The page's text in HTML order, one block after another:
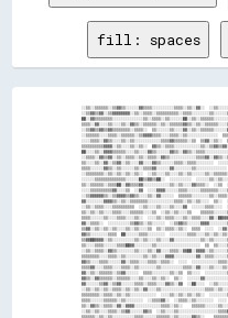
fill: spaces
░░▒▒░░▒▒▒▒▒▒░░▒▒▓▓▒▒░░░░░░▓▓▒▒▒▒░░░░░░░░░░▒▒▒▒░░▒▒░░▓▓░░  ░░▒▒░░░░░░  ░░▒▒▒▒▓▓▒▒▒▒▒▒░░▒▒▒▒░░░░▒▒▒▒▓▓░░░░░░▒▒▓▓░░░░▒▒░░▓▓▒▒░░░░░░▓▓▒▒▒▒░░▒▒░░░░░░░░▒▒▒▒
░░▒▒▓▓▒▒▓▓░░▒▒▓▓▓▓▓▓▓▓░░▒▒░░▒▒▒▒░░▒▒▒▒▒▒▒▒▒▒░░▒▒▒▒░░░░░░░░▒▒░░░░░░▒▒░░░░░░░░░░▒▒░░▒▒▒▒░░░░░░░░▒▒░░░░▒▒▒▒░░▓▓░░▒▒▒▒░░▒▒▒▒▓▓▒▒▒▒░░░░▒▒░░░░░░▒▒░░░░░░▒▒▓▓
██░░▓▓▒▒▒▒▒▒▒▒░░░░░░░░░░░░░░▒▒░░▒▒▒▒░░▒▒░░░░░░██░░▒▒░░▒▒▒▒▒▒░░░░░░░░░░▓▓░░▒▒░░▒▒  ░░▒▒░░░░░░░░░░▒▒▒▒░░░░░░░░▓▓░░▒▒░░░░▒▒▒▒▒▒░░▓▓░░░░░░  ▒▒░░▒▒▒▒▒▒░░▒▒
▒▒▒▒░░▓▓░░░░▒▒░░░░▒▒░░▓▓▒▒░░▒▒▒▒▒▒░░▒▒░░▒▒▒▒▒▒▓▓▒▒░░▒▒░░▒▒▒▒▒▒░░░░▒▒░░░░░░░░▒▒  ░░░░░░░░▒▒  ▒▒▒▒░░▒▒▒▒░░░░░░▓▓░░▓▓▒▒▒▒░░░░▒▒░░▒▒▒▒░░░░░░░░▓▓▒▒▒▒░░▒▒▓▓
░░▒▒▓▓▒▒▓▓▒▒▓▓▒▒▒▒▒▒▒▒░░▒▒▒▒░░  ▒▒░░░░░░▒▒░░░░▓▓░░▒▒░░▒▒▒▒▒▒░░░░░░▓▓▒▒░░▒▒  ▒▒░░░░▒▒░░▒▒▒▒▒▒▒▒░░▒▒▒▒▒▒▒▒░░░░  ░░░░  ▒▒░░░░░░▓▓▒▒▓▓░░░░▒▒░░░░▒▒░░▒▒▒▒░░
░░▒▒▒▒▒▒░░░░▒▒▒▒░░▒▒▒▒▒▒░░▒▒▓▓▓▓▒▒▒▒░░░░▒▒▒▒░░▒▒░░░░░░░░░░░░░░  ▒▒▒▒▒▒░░░░░░▒▒▒▒░░░░░░░░░░▒▒  ▒▒  ░░▒▒░░▒▒▒▒▒▒░░▒▒░░  ▒▒░░░░▒▒  ░░░░▒▒▒▒▒▒▒▒▒▒▒▒▒▒▒▒▓▓
░░░░▒▒▒▒░░▓▓▒▒░░░░▒▒░░▒▒░░░░░░░░░░░░▒▒▒▒▓▓▒▒▒▒▒▒░░▒▒  ▒▒▓▓░░▒▒░░  ▒▒  ▒▒▒▒░░░░░░▒▒▒▒░░  ▒▒░░░░▒▒  ░░░░░░  ▒▒▒▒▒▒░░░░░░▒▒░░░░░░░░  ▓▓░░▒▒▒▒░░▒▒░░░░▓▓▒▒
▒▒▒▒▒▒▒▒▒▒▓▓▓▓░░▒▒░░░░▒▒░░▒▒░░  ▓▓▒▒░░▒▒▒▒░░░░░░░░░░░░▒▒░░▒▒▓▓▒▒▓▓░░░░░░░░▒▒░░▒▒░░░░░░░░▒▒░░▓▓░░░░░░░░░░▒▒░░▒▒▒▒▒▒░░░░▒▒░░░░░░  ▒▒░░░░░░▒▒░░▒▒▒▒░░▒▒░░
██░░░░▒▒░░▓▓▓▓▒▒▒▒▒▒░░░░▒▒░░░░▓▓▒▒░░░░░░▓▓▒▒░░▓▓▒▒░░▒▒▒▒░░░░░░░░░░░░░░░░░░░░▒▒▒▒▒▒░░▒▒░░░░░░░░░░▒▒▒▒░░░░  ▒▒▒▒░░░░░░░░░░▒▒▒▒░░░░░░░░░░░░▒▒░░▒▒░░░░▒▒░░
░░▒▒▒▒░░▓▓▒▒▓▓░░▒▒░░▒▒▒▒░░▒▒░░▒▒▒▒░░▓▓▒▒░░░░░░░░░░░░▒▒▒▒▓▓░░▓▓▒▒░░▒▒▓▓░░░░░░░░▒▒▒▒░░░░▒▒░░░░░░▒▒░░▒▒░░░░▒▒▒▒░░░░  ░░▒▒▓▓▓▓░░▓▓▓▓▒▒░░░░░░▒▒░░▓▓░░▒▒░░░░
▒▒░░░░▒▒░░▓▓░░▒▒▓▓░░▒▒░░░░▓▓░░░░▓▓▒▒░░░░░░▒▒▒▒░░▒▒▒▒░░░░░░░░  ░░░░░░    ░░░░░░░░▒▒▒▒▒▒░░░░░░░░▒▒▓▓  ▒▒░░░░░░▒▒▒▒░░▒▒░░░░░░░░░░░░░░░░░░▒▒▒▒  ░░▒▒▓▓░░░░
▒▒▒▒░░░░░░▓▓▒▒░░▒▒░░░░░░▒▒░░▒▒▒▒▓▓░░░░░░▓▓░░░░░░░░▒▒░░░░░░░░░░░░░░  ▒▒░░░░░░░░░░░░▒▒░░░░░░  ░░▓▓░░▒▒░░░░▒▒▓▓░░██░░▒▒░░░░░░░░▓▓░░░░▒▒▒▒▒▒░░░░░░░░░░░░░░
░░▒▒▒▒▒▒▒▒░░▒▒░░▒▒░░▒▒░░▒▒░░  ░░▒▒░░░░▒▒░░░░▒▒░░▒▒░░░░░░▒▒░░▒▒▒▒▒▒░░▒▒░░▒▒░░▒▒░░░░░░▒▒░░░░░░░░░░░░▒▒░░░░░░░░░░░░▒▒░░▒▒░░▒▒▒▒░░▒▒░░▒▒░░▓▓▒▒▓▓▒▒▓▓▒▒░░▒▒
░░░░░░▒▒▒▒▒▒▒▒▒▒▒▒▒▒░░░░░░██▒▒▓▓▒▒██░░  ░░░░░░░░░░  ░░░░░░▒▒░░▒▒░░░░░░▒▒░░░░▒▒░░░░░░░░░░░░▓▓▒▒  ░░░░░░░░  ░░░░▒▒░░░░▒▒░░▒▒░░  ░░░░░░░░░░░░▒▒▒▒▒▒▓▓░░░░
▒▒░░▒▒▒▒▒▒░░▒▒▒▒██░░▓▓▒▒▒▒▓▓░░░░░░░░░░░░▒▒░░▒▒░░░░▓▓▒▒▒▒░░  ░░▒▒  ░░░░▒▒▒▒▓▓░░▒▒░░▒▒  ░░░░░░▒▒░░░░░░░░░░▒▒░░░░░░▒▒▓▓░░▒▒░░░░░░░░▒▒░░▒▒░░▒▒░░░░▒▒▒▒▓▓▓▓
░░░░▒▒▒▒▒▒▒▒▒▒▓▓░░░░▒▒  ░░▓▓  ░░░░▓▓▓▓░░░░░░▒▒▒▒░░░░░░▒▒▒▒▒▒▒▒░░░░▒▒░░▒▒░░░░░░░░▓▓  ░░░░▒▒▒▒░░▒▒░░▒▒░░▒▒▒▒▒▒▒▒░░    ▒▒░░░░▒▒▒▒▒▒▒▒░░▓▓░░▒▒░░░░░░▒▒░░░░
░░▒▒▓▓▓▓▓▓▒▒░░▒▒▓▓▓▓▒▒▓▓▒▒░░░░▒▒░░▓▓░░░░░░  ▒▒▒▒▒▒░░░░░░░░▒▒░░▒▒▒▒░░▒▒▒▒░░  ░░▒▒░░  ░░░░▓▓░░░░░░░░░░░░▒▒▓▓░░░░▒▒▒▒▓▓▒▒░░░░▓▓░░░░░░░░▒▒░░░░▓▓░░▒▒▒▒░░▒▒
▓▓░░░░░░░░▓▓▓▓▒▒░░▒▒░░▒▒▒▒▒▒▒▒░░░░░░░░░░░░▒▒▒▒░░▒▒░░▒▒░░░░  ▒▒░░  ░░▒▒▒▒▒▒░░░░  ▓▓░░░░  ░░░░▒▒▒▒░░▒▒▒▒░░░░░░▒▒░░▒▒▒▒░░▒▒░░░░▒▒░░▒▒▒▒  ░░░░▒▒▓▓▒▒▒▒░░░░
░░▒▒░░▒▒▒▒░░░░▒▒▒▒▒▒▒▒▒▒  ░░▒▒░░░░▒▒░░░░▒▒░░░░▓▓  ░░░░░░▒▒▒▒░░░░  ░░  ▒▒▒▒░░░░░░  ▒▒▒▒▒▒░░▒▒░░░░░░░░░░▒▒▓▓▒▒▒▒░░▒▒░░░░▒▒░░▒▒░░▒▒░░▒▒▒▒░░░░▒▒▒▒░░░░░░░░
▒▒░░▒▒░░▒▒░░░░▒▒▒▒░░░░▒▒▒▒▒▒░░░░▒▒  ░░▒▒░░▒▒░░░░▒▒    ▒▒▒▒▒▒░░░░░░▒▒░░░░  ░░░░▒▒░░▓▓  ░░░░░░░░░░▒▒░░░░  ░░▒▒░░░░░░░░░░░░▒▒░░▒▒░░▒▒░░▒▒▒▒░░▒▒▒▒░░░░▒▒░░
▒▒▒▒░░░░░░▒▒░░░░▒▒▒▒░░░░▒▒░░  ░░░░▒▒░░▒▒▒▒░░░░▒▒░░▒▒▒▒░░░░▓▓░░██▓▓▓▓▒▒░░░░▒▒░░▒▒▒▒▒▒░░░░▒▒▒▒░░░░░░░░  ▒▒▒▒░░░░░░▒▒▒▒  ░░░░▒▒▒▒▒▒▒▒  ▒▒▒▒░░▒▒░░░░░░▒▒▒▒
▓▓░░▒▒▒▒░░  ░░░░░░░░░░▒▒▓▓▒▒░░▒▒░░░░░░  ░░▒▒▓▓▒▒░░░░░░▓▓▓▓░░░░░░░░▒▒▒▒  ░░▒▒▒▒░░▒▒░░▒▒░░░░░░░░░░░░░░░░░░░░  ▒▒▒▒░░░░▒▒░░▒▒░░▒▒░░░░░░░░░░  ▒▒░░▒▒▒▒░░░░
▒▒▓▓░░▒▒░░▒▒░░▒▒░░░░▒▒░░▒▒░░░░▒▒  ▒▒░░▒▒▒▒░░▒▒░░  ▒▒▒▒  ░░░░  ░░▓▓░░▒▒░░▒▒▒▒░░░░▒▒▒▒░░▓▓░░░░░░░░  ░░  ░░░░▒▒░░░░░░▒▒░░░░▓▓░░░░▒▒░░▒▒▒▒░░░░▒▒▒▒▒▒░░  ░░
▓▓▒▒░░░░░░░░▒▒▒▒  ██░░░░░░▒▒▒▒░░░░░░░░  ░░░░░░░░▒▒▒▒░░░░▒▒░░▒▒░░▒▒░░  ░░▒▒▒▒  ░░  ▒▒▓▓░░░░░░░░░░░░░░▒▒░░░░░░░░▒▒  ░░░░░░░░░░▒▒░░▒▒▒▒░░░░▒▒░░░░░░▒▒░░░░
▒▒▓▓██▓▓▓▓░░▒▒░░░░░░░░░░▒▒░░▒▒░░░░▒▒░░░░▓▓░░░░░░░░░░░░▒▒░░▒▒░░░░░░▒▒  ▒▒▓▓  ▒▒░░░░░░░░░░▓▓░░▒▒▒▒░░░░░░  ▓▓▒▒░░▒▒░░░░░░▒▒░░▒▒░░░░  ░░░░▒▒░░▓▓░░▒▒░░▒▒▓▓
▒▒░░░░▒▒▒▒░░░░░░▒▒▒▒██▓▓░░░░░░░░▒▒░░░░░░░░░░░░░░░░░░░░  ▒▒  ▒▒░░░░▒▒░░░░  ░░  ▒▒▓▓░░░░▒▒▒▒░░░░░░▓▓▓▓░░░░░░░░░░▒▒░░░░░░░░░░▒▒▒▒░░░░▒▒▒▒  ░░░░▒▒░░▒▒▒▒░░
░░▒▒░░▒▒▒▒░░▓▓▒▒░░░░░░░░▒▒░░░░▒▒░░▓▓░░░░▒▒▒▒░░▓▓██░░▓▓▓▓░░▒▒░░░░░░▒▒  ░░▒▒  ░░▒▒░░▓▓▒▒░░▒▒▒▒░░░░░░░░░░░░░░░░▒▒░░░░▒▒▒▒░░░░░░░░▓▓░░▒▒░░  ▒▒░░▒▒▓▓░░▒▒░░
▒▒▒▒▒▒▒▒░░░░▒▒▒▒░░▒▒░░░░░░░░▒▒░░▒▒░░░░▓▓▓▓░░░░░░░░░░▓▓░░▒▒▒▒░░░░░░▒▒░░░░  ▒▒▒▒░░░░▒▒░░  ▒▒░░░░▒▒░░░░░░░░▒▒░░▒▒░░░░░░░░▒▒▒▒▒▒░░░░▒▒░░░░░░░░░░░░░░░░▒▒░░
▓▓▒▒░░░░▒▒▒▒░░░░░░▓▓░░▒▒▒▒░░░░▒▒▒▒░░▒▒▒▒░░  ░░░░